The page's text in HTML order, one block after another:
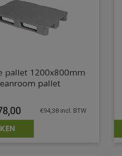
pallet 1200x800mm
pallet
€94,38incl. BTW